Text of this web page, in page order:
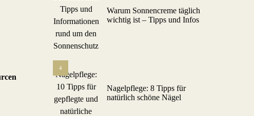
Warum Sonnencreme täglich
wichtig ist – Tipps und Infos
4
Nagelpflege: 8 Tipps für
natürlich schöne Nägel